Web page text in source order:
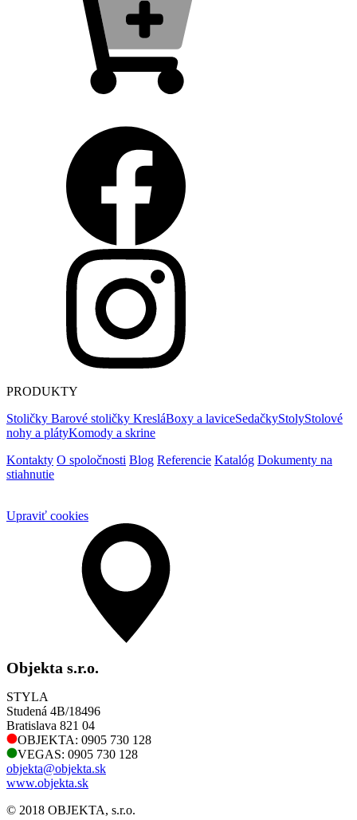
PRODUKTY
Stoličky Barové stoličky KresláBoxy a laviceSedačkyStolyStolové
nohy a plátyKomody a skrine
Kontakty O spoločnosti Blog Referencie Katalóg Dokumenty na
stiahnutie
Upraviť cookies
Objekta s.r.o.
STYLA
Studená 4B/18496
Bratislava 821 04
OBJEKTA: 0905 730 128
VEGAS: 0905 730 128
objekta@objekta.sk
www.objekta.sk
© 2018 OBJEKTA, s.r.o.